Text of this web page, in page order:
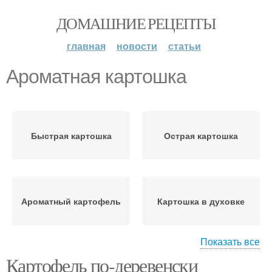
ДОМАШНИЕ РЕЦЕПТЫ
главная новости статьи
Ароматная картошка
Быстрая картошка Острая картошка
Ароматный картофель Картошка в духовке
Картошки с сочной
Запеченная картошка
Показать все
Картофель по-деревенски